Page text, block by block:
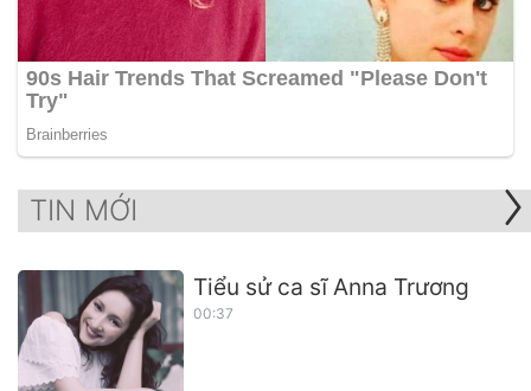
TIN MỚI
Tiểu sử ca sĩ Anna Trương
00:37